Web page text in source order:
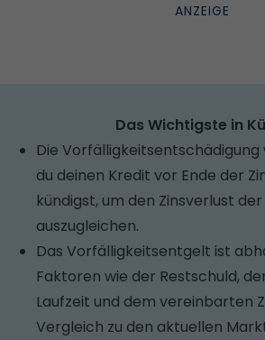
Das Wichtigste in
Die Vorfälligkeitsentschädigung
du deinen Kredit vor Ende der
kündigst, um den Zinsverlust der
auszugleichen.
Das Vorfälligkeitsentgelt ist
Faktoren wie der Restschuld,
Laufzeit und dem vereinbarten
Vergleich zu den aktuellen